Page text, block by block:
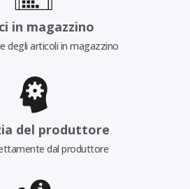
in magazzino
degli articoli in magazzino
del produttore
dal produttore